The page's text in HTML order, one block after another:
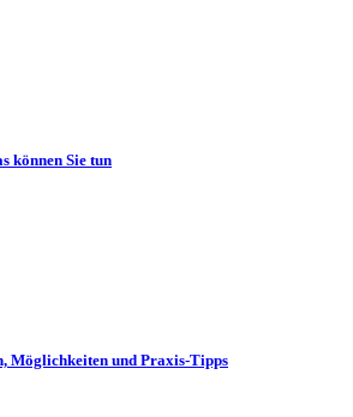
können Sie tun
Möglichkeiten und Praxis-Tipps